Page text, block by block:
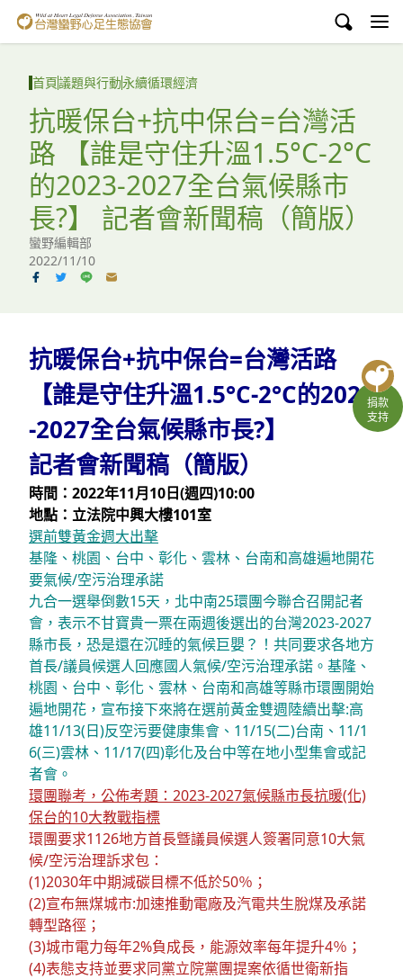
台灣蠻野心足生態協會
議題與行動
環境教育
白海豚媽祖宮
支持蠻野
English
YouTube
捐款
支持
首頁議題與行動永續循環經濟
抗暖保台+抗中保台=台灣活
路 【誰是守住升溫1.5°C-2°C
的2023-2027全台氣候縣市
長?】 記者會新聞稿（簡版）
蠻野編輯部
2022/11/10
抗暖保台+抗中保台=台灣活路
【誰是守住升溫1.5°C-2°C的2023
-2027全台氣候縣市長?】
記者會新聞稿（簡版）
時間：2022年11月10日(週四)10:00
地點：立法院中興大樓101室
選前雙黃金週大出擊
基隆、桃園、台中、彰化、雲林、台南和高雄遍地開花
要氣候/空污治理承諾
九合一選舉倒數15天，北中南25環團今聯合召開記者
會，表示不甘寶貴一票在兩週後選出的台灣2023-2027
縣市長，恐是還在沉睡的氣候巨嬰？！共同要求各地方
首長/議員候選人回應國人氣候/空污治理承諾。基隆、
桃園、台中、彰化、雲林、台南和高雄等縣市環團開始
遍地開花，宣布接下來將在選前黃金雙週陸續出擊:高
雄11/13(日)反空污要健康集會、11/15(二)台南、11/1
6(三)雲林、11/17(四)彰化及台中等在地小型集會或記
者會。
環團聯考，公佈考題：2023-2027氣候縣市長抗暖(化)
保台的10大教戰指標
環團要求1126地方首長曁議員候選人簽署同意10大氣
候/空污治理訴求包：
(1)2030年中期減碳目標不低於50％；
(2)宣布無煤城市:加速推動電廠及汽電共生脫煤及承諾
轉型路徑；
(3)城市電力每年2%負成長，能源效率每年提升4％；
(4)表態支持並要求同黨立院黨團提案依循世衛新指